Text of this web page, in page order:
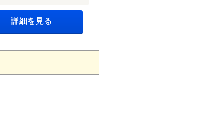
詳細を見る